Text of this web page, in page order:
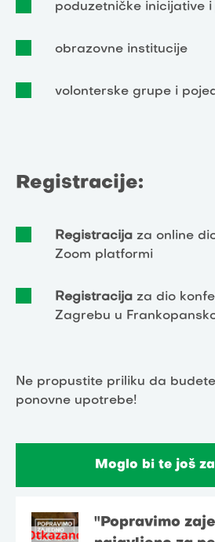
poduzetničke inicijative
obrazovne institucije
volonterske grupe i
Registracije:
Registracija za online
Zoom platformi
Registracija za dio
Zagrebu u
Ne propustite priliku da
ponovne upotrebe!
Moglo bi te još
"Popravimo